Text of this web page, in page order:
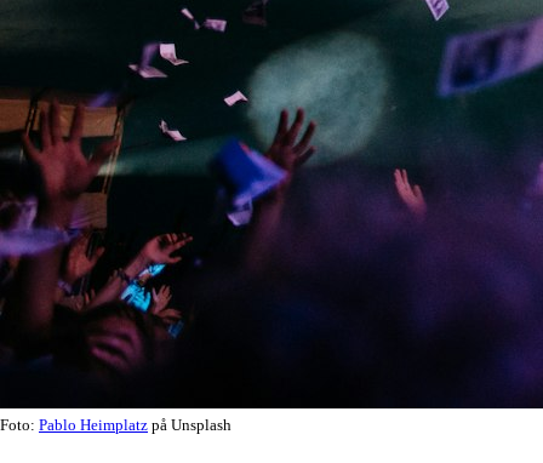
Foto: Pablo Heimplatz på Unsplash